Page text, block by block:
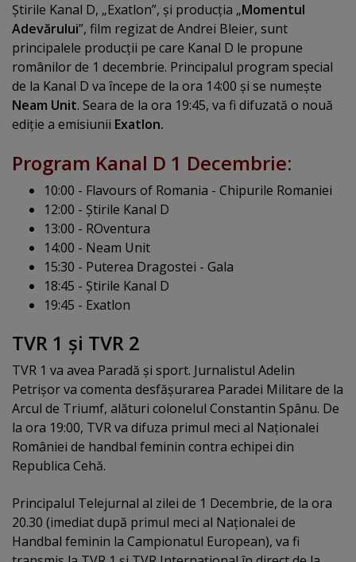
Ştirile Kanal D, „Exatlon”, şi producţia „Momentul
Adevărului”, film regizat de Andrei Bleier, sunt
principalele producţii pe care Kanal D le propune
românilor de 1 decembrie. Principalul program special
de la Kanal D va începe de la ora 14:00 şi se numeşte
Neam Unit. Seara de la ora 19:45, va fi difuzată o nouă
ediţie a emisiunii Exatlon.
Program Kanal D 1 Decembrie:
10:00 - Flavours of Romania - Chipurile Romaniei
12:00 - Ştirile Kanal D
13:00 - ROventura
14:00 - Neam Unit
15:30 - Puterea Dragostei - Gala
18:45 - Ştirile Kanal D
19:45 - Exatlon
TVR 1 şi TVR 2
TVR 1 va avea Paradă şi sport. Jurnalistul Adelin
Petrişor va comenta desfăşurarea Paradei Militare de la
Arcul de Triumf, alături colonelul Constantin Spânu. De
la ora 19:00, TVR va difuza primul meci al Naţionalei
României de handbal feminin contra echipei din
Republica Cehă.
Principalul Telejurnal al zilei de 1 Decembrie, de la ora
20.30 (imediat după primul meci al Naţionalei de
Handbal feminin la Campionatul European), va fi